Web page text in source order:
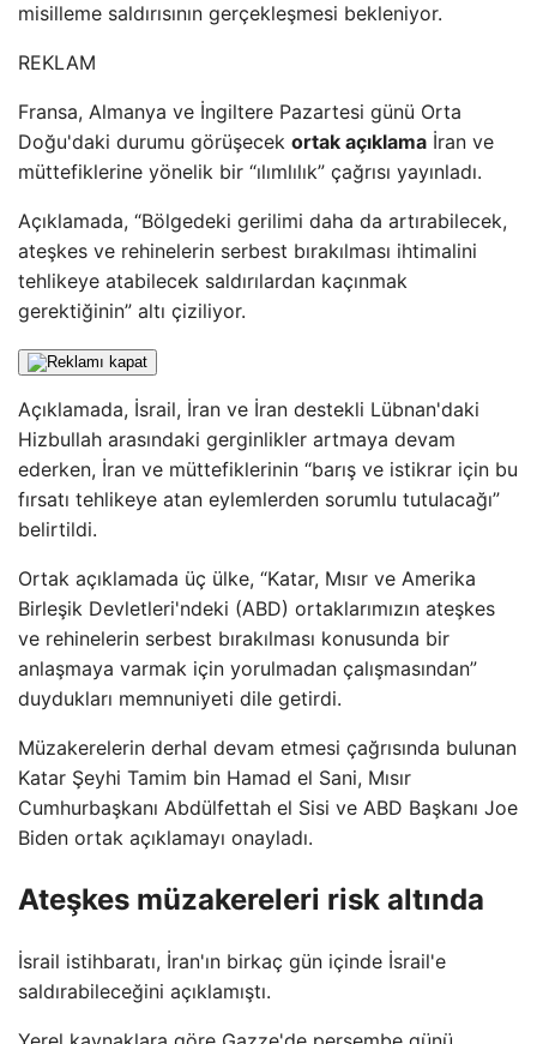
misilleme saldırısının gerçekleşmesi bekleniyor.
REKLAM
Fransa, Almanya ve İngiltere Pazartesi günü Orta
Doğu'daki durumu görüşecek ortak açıklama İran ve
müttefiklerine yönelik bir “ılımlılık” çağrısı yayınladı.
Açıklamada, “Bölgedeki gerilimi daha da artırabilecek,
ateşkes ve rehinelerin serbest bırakılması ihtimalini
tehlikeye atabilecek saldırılardan kaçınmak
gerektiğinin” altı çiziliyor.
Açıklamada, İsrail, İran ve İran destekli Lübnan'daki
Hizbullah arasındaki gerginlikler artmaya devam
ederken, İran ve müttefiklerinin “barış ve istikrar için bu
fırsatı tehlikeye atan eylemlerden sorumlu tutulacağı”
belirtildi.
Ortak açıklamada üç ülke, “Katar, Mısır ve Amerika
Birleşik Devletleri'ndeki (ABD) ortaklarımızın ateşkes
ve rehinelerin serbest bırakılması konusunda bir
anlaşmaya varmak için yorulmadan çalışmasından”
duydukları memnuniyeti dile getirdi.
Müzakerelerin derhal devam etmesi çağrısında bulunan
Katar Şeyhi Tamim bin Hamad el Sani, Mısır
Cumhurbaşkanı Abdülfettah el Sisi ve ABD Başkanı Joe
Biden ortak açıklamayı onayladı.
Ateşkes müzakereleri risk altında
İsrail istihbaratı, İran'ın birkaç gün içinde İsrail'e
saldırabileceğini açıklamıştı.